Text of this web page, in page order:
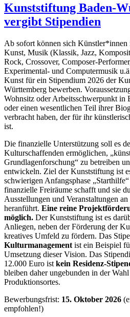
Kunststiftung Baden-
vergibt Stipendien
Ab sofort können sich Künstler*innen
Kunst, Musik (Klassik, Jazz,
Rock, Crossover, Composer-
Experimental- und Computermusik
Kunst für ein Stipendium 2026 der
Württemberg bewerben.
Wohnsitz oder Arbeitsschwerpunkt in
oder einen wesentlichen Teil ihrer
verbracht haben, der für ihr
ist.
Die finanzielle Unterstützung soll es
Kulturschaffenden ermöglichen,
Grundlagenforschung“ zu betreiben
entwickeln. Ziel der Kunststiftung ist
schwierigen Anfangsphase
finanzielle Freiräume schafft und sie
Ausstellungen und Veranstaltungen
heranführt. Eine reine
möglich. Der Kunststiftung ist es
Anliegen, neben der Förderung der
kreatives Umfeld zu fördern. Das
Kulturmanagement ist ein Beispiel
Umsetzung dieser Vision. Das
12.000 Euro ist kein Residenz-
bleiben daher ungebunden in der
Produktionsortes.
Bewerbungsfrist: 15. Oktober 2026
empfohlen!)